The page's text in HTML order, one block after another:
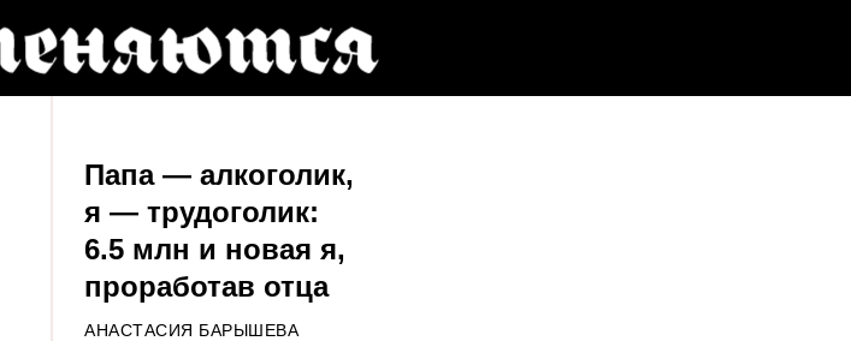
Папа — алкоголик,
я — трудоголик:
6.5 млн и новая я,
проработав отца
АНАСТАСИЯ БАРЫШЕВА